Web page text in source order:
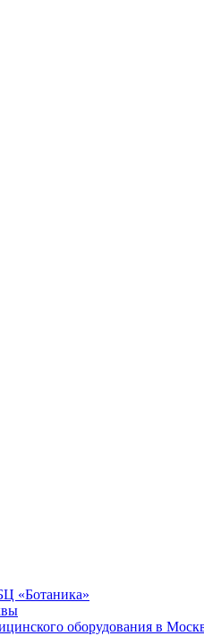
«Ботаника»
оборудования в